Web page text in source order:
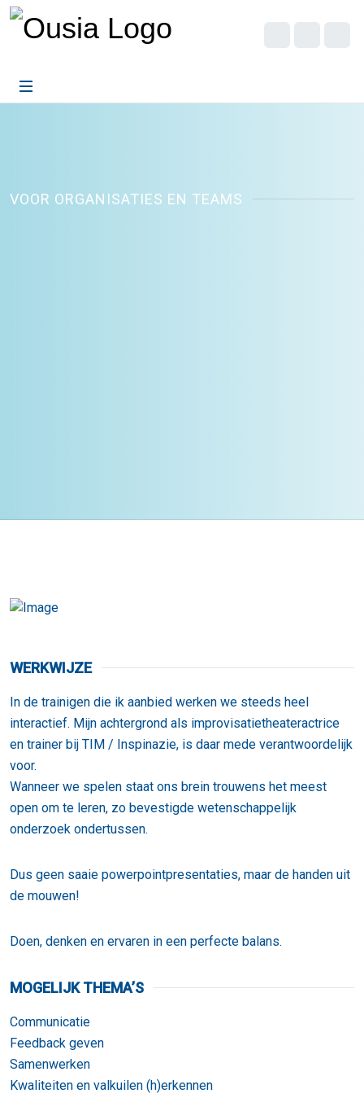
VOOR ORGANISATIES EN TEAMS
WERKWIJZE
In de trainigen die ik aanbied werken we steeds heel
interactief. Mijn achtergrond als improvisatietheateractrice
en trainer bij TIM / Inspinazie, is daar mede verantwoordelijk
voor.
Wanneer we spelen staat ons brein trouwens het meest
open om te leren, zo bevestigde wetenschappelijk
onderzoek ondertussen.
Dus geen saaie powerpointpresentaties, maar de handen uit
de mouwen!
Doen, denken en ervaren in een perfecte balans.
MOGELIJK THEMA’S
Communicatie
Feedback geven
Samenwerken
Kwaliteiten en valkuilen (h)erkennen